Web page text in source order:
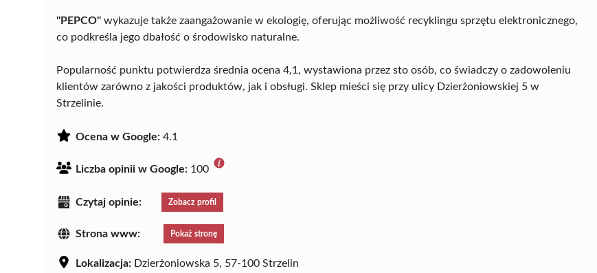
"PEPCO" wykazuje także zaangażowanie w ekologię, oferując możliwość recyklingu sprzętu elektronicznego,
co podkreśla jego dbałość o środowisko naturalne.
Popularność punktu potwierdza średnia ocena 4,1, wystawiona przez sto osób, co świadczy o zadowoleniu
klientów zarówno z jakości produktów, jak i obsługi. Sklep mieści się przy ulicy Dzierżoniowskiej 5 w
Strzelinie.
Ocena w Google: 4.1
Liczba opinii w Google: 100
Czytaj opinie: Zobacz profil
Strona www: Pokaż stronę
Lokalizacja: Dzierżoniowska 5, 57-100 Strzelin